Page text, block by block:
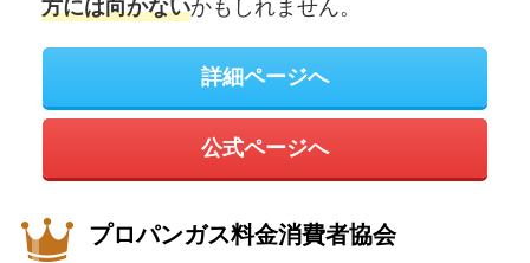
詳細ページへ
公式ページへ
プロパンガス料金消費者協会